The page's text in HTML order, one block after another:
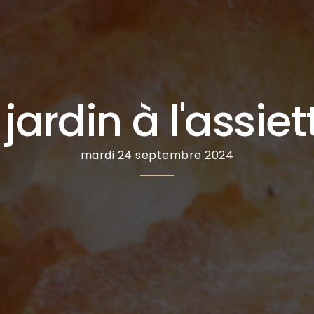
à
mardi 24 septembre 2024